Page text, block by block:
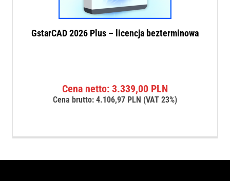
GstarCAD 2026 Plus – licencja bezterminowa
Cena netto:3.339,00 PLN
Cena brutto:4.106,97 PLN (VAT 23%)